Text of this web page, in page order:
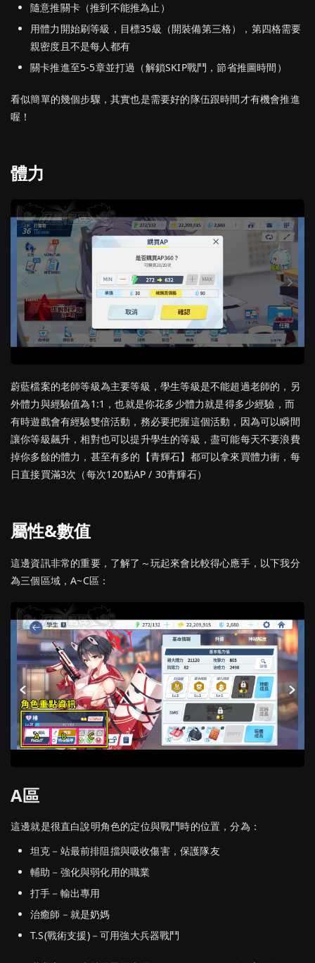
隨意推關卡（推到不能推為止）
用體力開始刷等級，目標35級（開裝備第三格），第四格需要
親密度且不是每人都有
關卡推進至5-5章並打過（解鎖SKIP戰鬥，節省推圖時間）
看似簡單的幾個步驟，其實也是需要好的隊伍跟時間才有機會推進
喔！
體力
蔚藍檔案的老師等級為主要等級，學生等級是不能超過老師的，另
外體力與經驗值為1:1，也就是你花多少體力就是得多少經驗，而
有時遊戲會有經驗雙倍活動，務必要把握這個活動，因為可以瞬間
讓你等級飆升，相對也可以提升學生的等級，盡可能每天不要浪費
掉你多餘的體力，甚至有多的【青輝石】都可以拿來買體力衝，每
日直接買滿3次（每次120點AP / 30青輝石）
屬性&數值
這邊資訊非常的重要，了解了～玩起來會比較得心應手，以下我分
為三個區域，A~C區：
A區
這邊就是很直白說明角色的定位與戰鬥時的位置，分為：
坦克－站最前排阻擋與吸收傷害，保護隊友
輔助－強化與弱化用的職業
打手－輸出專用
治癒師－就是奶媽
T.S(戰術支援)－可用強大兵器戰鬥